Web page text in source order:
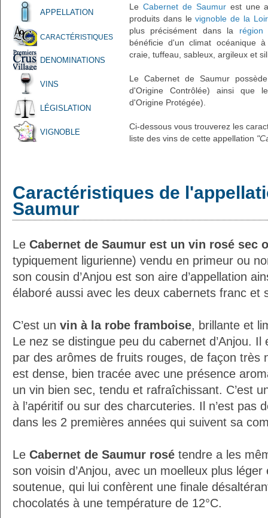
APPELLATION
CARACTÉRISTIQUES
DENOMINATIONS
VINS
LÉGISLATION
VIGNOBLE
Le Cabernet de Saumurest une
produits dans levignoble de la
plus précisément dans la région
bénéficie d'un climat océanique
craie, tuffeau, sableux, argileux et
Le Cabernet de Saumur
d'Origine Contrôlée) ainsi que
d'Origine Protégée).
Ci-dessous vous trouverez les
liste des vins de cette appellation
Caractéristiques de
Saumur
Le Cabernet de Saumur est un vin rosé sec
typiquement ligurienne) vendu en primeur ou
son cousin d’Anjou est son aire d’appellation
élaboré aussi avec les deux cabernets franc et
C’est un vin à la robe framboise, brillante et
Le nez se distingue peu du cabernet d’Anjou.
par des arômes de fruits rouges, de façon très
est dense, bien tracée avec une présence
un vin bien sec, tendu et rafraîchissant. C’est
à l’apéritif ou sur des charcuteries. Il n’est pas
dans les 2 premières années qui suivent sa
Le Cabernet de Saumur rosé tendre a les
son voisin d’Anjou, avec un moelleux plus
soutenue, qui lui confèrent une finale
chocolatés à une température de 12°C.